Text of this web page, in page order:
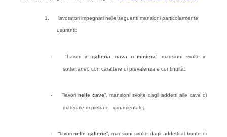
1. lavoratori impegnati nelle seguenti mansioni particolarmente
usuranti:
- "Lavori ingalleria, cava o miniera”: mansioni svolte in
sotterraneo con carattere di prevalenza e continuità;
- “lavori nelle cave”, mansioni svolte dagli addetti alle cave di
materiale di pietra e ornamentale;
- “lavorinelle gallerie”, mansioni svolte dagli addetti al fronte di